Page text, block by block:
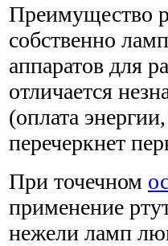
Преимущество
собственно
аппаратов для
отличается
(оплата
перечеркнет
При точечном
применение
нежели ламп